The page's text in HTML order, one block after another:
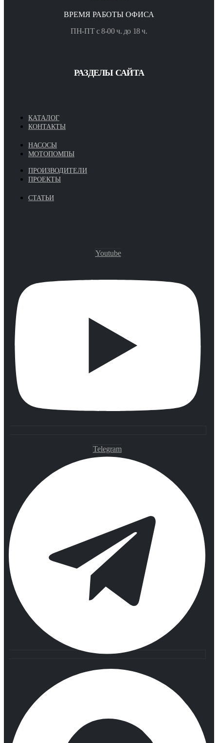
ВРЕМЯ РАБОТЫ ОФИСА
ПН-ПТ с 8-00 ч. до 18 ч.
РАЗДЕЛЫ САЙТА
КАТАЛОГ
КОНТАКТЫ
НАСОСЫ
МОТОПОМПЫ
ПРОИЗВОДИТЕЛИ
ПРОЕКТЫ
СТАТЬИ
Youtube
Telegram